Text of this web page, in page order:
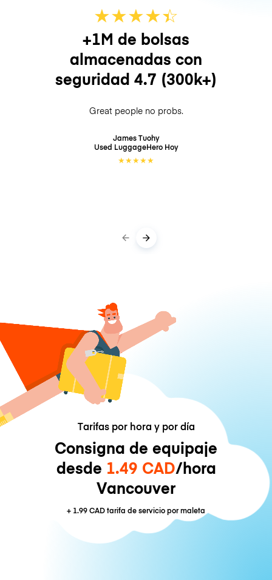
★★★★☆
★
+1M de bolsas
almacenadas con
seguridad 4.7 (300k+)
Great people no probs.
James Tuohy
Used LuggageHero Hoy
★★★★★
Tarifas por hora y por día
Consigna de equipaje
desde 1.49 CAD/hora
Vancouver
+ 1.99 CADtarifa de servicio por maleta